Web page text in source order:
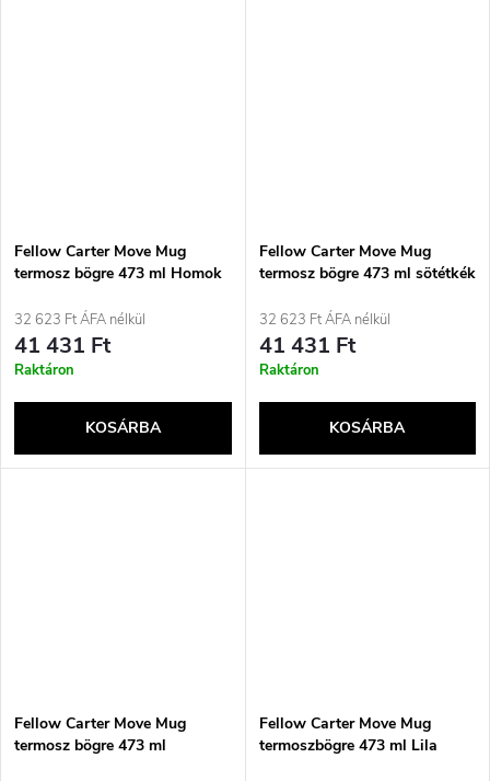
Fellow Carter Move Mug
termosz bögre 473 ml Homok
32 623 Ft ÁFA nélkül
41 431 Ft
Raktáron
KOSÁRBA
Fellow Carter Move Mug
termosz bögre 473 ml sötétkék
32 623 Ft ÁFA nélkül
41 431 Ft
Raktáron
KOSÁRBA
Fellow Carter Move Mug
termosz bögre 473 ml
Fellow Carter Move Mug
termoszbögre 473 ml Lila